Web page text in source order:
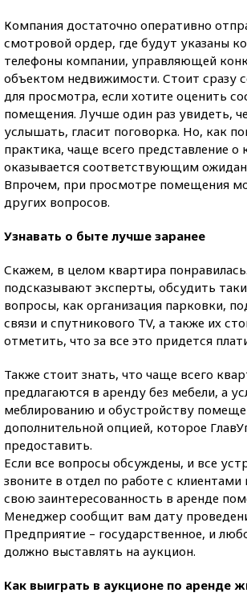
Компания достаточно оперативно
смотровой ордер, где будут указаны
телефоны компании, управляющей
объектом недвижимости. Стоит сразу
для просмотра, если хотите оценить
помещения. Лучше один раз увидеть,
услышать, гласит поговорка. Но, как
практика, чаще всего представление о
оказывается соответствующим
Впрочем, при просмотре помещения
других вопросов.
Узнавать о быте лучше заранее
Скажем, в целом квартира
подсказывают эксперты, обсудить
вопросы, как организация парковки,
связи и спутникового TV, а также их
отметить, что за все это придется
Также стоит знать, что чаще всего
предлагаются в аренду без мебели, а
меблированию и обустройству
дополнительной опцией, которое
предоставить.
Если все вопросы обсуждены, и все
звоните в отдел по работе с
свою заинтересованность в аренде
Менеджер сообщит вам дату
Предприятие – государственное, и
должно выставлять на аукцион.
Как выиграть в аукционе по аренде